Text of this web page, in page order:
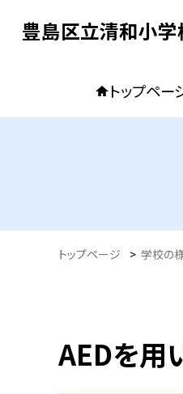
豊島区立清和小学
トップペー
トップページ > 学校の
AEDを用